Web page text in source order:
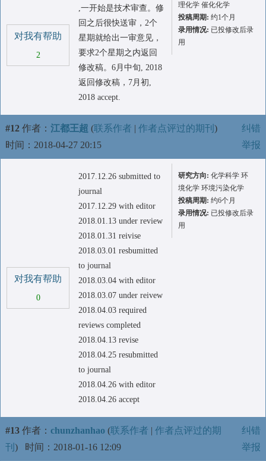
对我有帮助
2
,一开始是技术审查。修
回之后很快送审，2个
星期就给出一审意见，
要求2个星期之内返回
修改稿。6月中旬, 2018
返回修改稿，7月初,
2018 accept.
理化学 催化化学
投稿周期: 约1个月
录用情况: 已投修改后录
用
#12 作者： 江都王超 (联系作者 | 作者点评过的期刊 )
时间：2018-04-27 20:15
纠错
举报
对我有帮助
0
2017.12.26 submitted to
journal
2017.12.29 with editor
2018.01.13 under review
2018.01.31 reivise
2018.03.01 resbumitted
to journal
2018.03.04 with editor
2018.03.07 under reivew
2018.04.03 required
reviews completed
2018.04.13 revise
2018.04.25 resubmitted
to journal
2018.04.26 with editor
2018.04.26 accept
研究方向: 化学科学 环
境化学 环境污染化学
投稿周期: 约6个月
录用情况: 已投修改后录
用
#13 作者： chunzhanhao (联系作者 | 作者点评过的期
刊 ) 时间：2018-01-16 12:09
纠错
举报